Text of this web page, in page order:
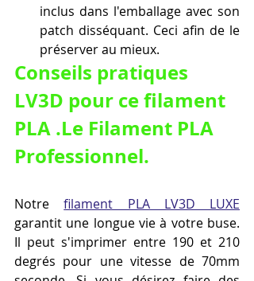
inclus dans l'emballage avec son
patch disséquant. Ceci afin de le
préserver au mieux.
Conseils pratiques
LV3D pour ce filament
PLA .Le Filament PLA
Professionnel.
Notre filament PLA LV3D LUXE
garantit une longue vie à votre buse.
Il peut s'imprimer entre 190 et 210
degrés pour une vitesse de 70mm